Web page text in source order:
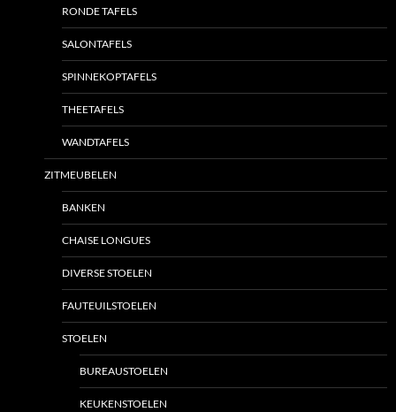
RONDE TAFELS
SALONTAFELS
SPINNEKOPTAFELS
THEETAFELS
WANDTAFELS
ZITMEUBELEN
BANKEN
CHAISE LONGUES
DIVERSE STOELEN
FAUTEUILSTOELEN
STOELEN
BUREAUSTOELEN
KEUKENSTOELEN